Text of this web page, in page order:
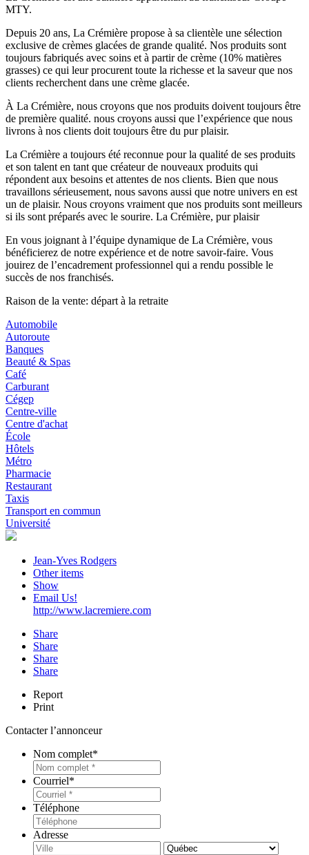
MTY.
Depuis 20 ans, La Crémière propose à sa clientèle une sélection
exclusive de crèmes glacées de grande qualité. Nos produits sont
toujours fabriqués avec soins et à partir de crème (10% matières
grasses) ce qui leur procurent toute la richesse et la saveur que nos
clients recherchent dans une crème glacée.
À La Crémière, nous croyons que nos produits doivent toujours être
de première qualité. nous croyons aussi que l’expérience que nous
livrons à nos clients doit toujours être du pur plaisir.
La Crémière a toujours été reconnue pour la qualité de ses produits
et son talent en tant que créateur de nouveaux produits qui
répondent aux besoins et attentes de nos clients. Bien que nous
travaillons sérieusement, nous savons aussi que notre univers en est
un de plaisir. Nous croyons vraiment que nos produits sont meilleurs
si ils sont préparés avec le sourire. La Crémière, pur plaisir
En vous joignant à l’équipe dynamique de La Crémière, vous
bénéficierez de notre expérience et de notre savoir-faire. Vous
jouirez de l’encadrement professionnel qui a rendu possible le
succès de nos franchisés.
Raison de la vente: départ à la retraite
Automobile
Autoroute
Banques
Beauté & Spas
Café
Carburant
Cégep
Centre-ville
Centre d'achat
École
Hôtels
Métro
Pharmacie
Restaurant
Taxis
Transport en commun
Université
Jean-Yves Rodgers
Other items
Show
Email Us!
http://www.lacremiere.com
Share
Share
Share
Share
Report
Print
Contacter l’annonceur
Nom complet*
Courriel*
Téléphone
Adresse
Ville